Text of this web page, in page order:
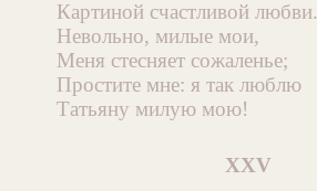
Картиной счастливой любви.
Невольно, милые мои,
Меня стесняет сожаленье;
Простите мне: я так люблю
Татьяну милую мою!
XXV